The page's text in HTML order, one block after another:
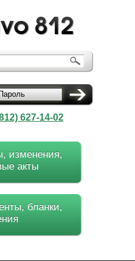
Пароль
627-14-02
изменения,
акты
бланки,